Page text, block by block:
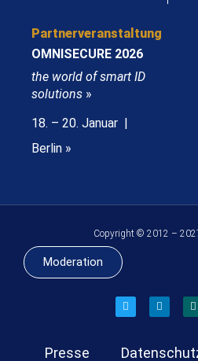
Partnerveranstaltung
OMNISECURE 2026
the world of smart ID
solutions »
18. – 20. Januar |
Berlin »
Copyright © 2012 –
Moderation
Presse